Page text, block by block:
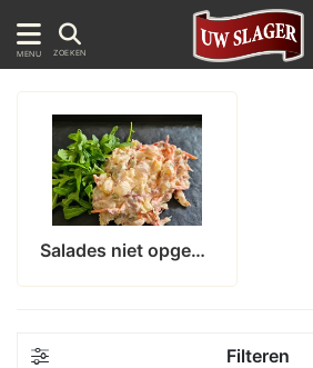
MENU ZOEKEN
Salades niet opgemaakt
Filteren